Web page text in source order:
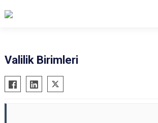
Valilik Birimleri